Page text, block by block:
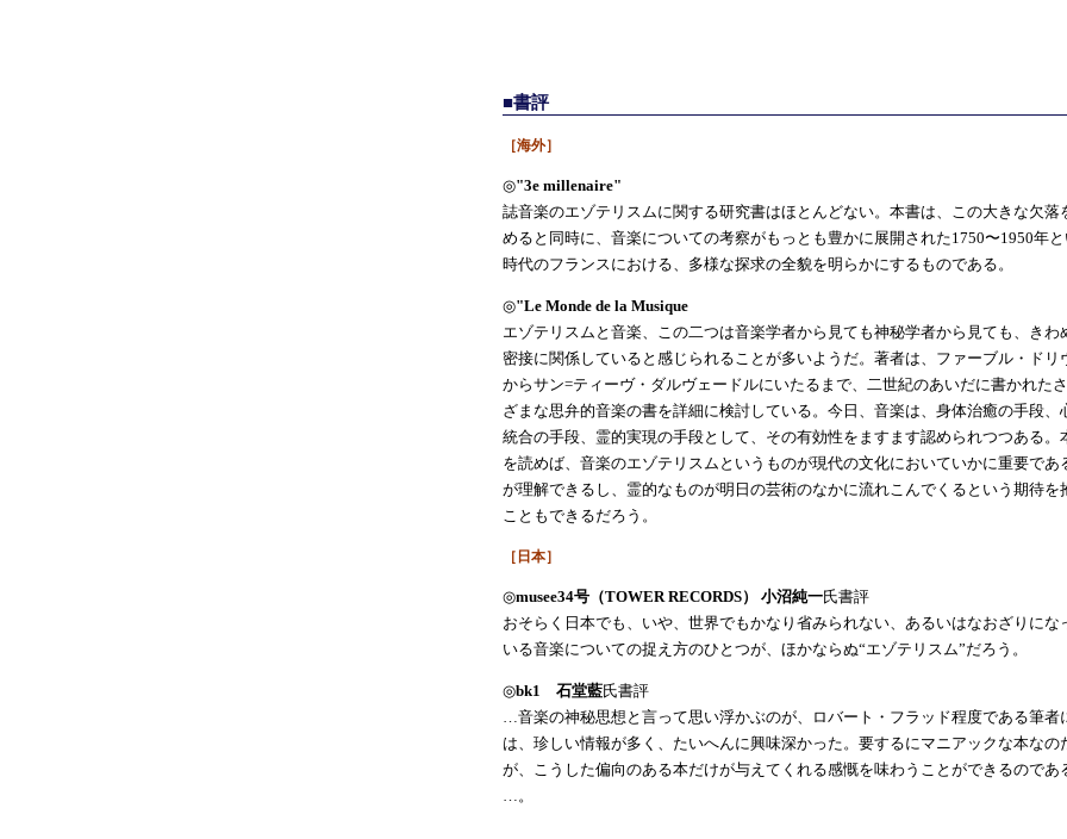
■書評
［海外］
◎"3e millenaire"
誌音楽のエゾテリスムに関する研究書はほとんどない。本書は、この大きな欠落
めると同時に、音楽についての考察がもっとも豊かに展開された1750〜1950年と
時代のフランスにおける、多様な探求の全貌を明らかにするものである。
◎"Le Monde de la Musique
エゾテリスムと音楽、この二つは音楽学者から見ても神秘学者から見ても、きわ
密接に関係していると感じられることが多いようだ。著者は、ファーブル・ドリ
からサン=ティーヴ・ダルヴェードルにいたるまで、二世紀のあいだに書かれた
ざまな思弁的音楽の書を詳細に検討している。今日、音楽は、身体治癒の手段、
統合の手段、霊的実現の手段として、その有効性をますます認められつつある。
を読めば、音楽のエゾテリスムというものが現代の文化においていかに重要であ
が理解できるし、霊的なものが明日の芸術のなかに流れこんでくるという期待を
こともできるだろう。
［日本］
◎musee34号（TOWER RECORDS） 小沼純一氏書評
おそらく日本でも、いや、世界でもかなり省みられない、あるいはなおざりにな
いる音楽についての捉え方のひとつが、ほかならぬ“エゾテリスム”だろう。
◎bk1 石堂藍氏書評
…音楽の神秘思想と言って思い浮かぶのが、ロバート・フラッド程度である筆者
は、珍しい情報が多く、たいへんに興味深かった。要するにマニアックな本なの
が、こうした偏向のある本だけが与えてくれる感慨を味わうことができるのであ
…。